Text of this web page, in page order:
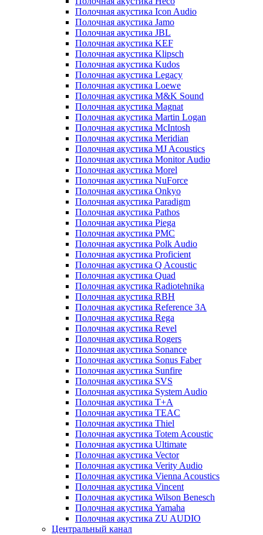
Полочная акустика Icon Audio
Полочная акустика Jamo
Полочная акустика JBL
Полочная акустика KEF
Полочная акустика Klipsch
Полочная акустика Kudos
Полочная акустика Legacy
Полочная акустика Loewe
Полочная акустика M&K Sound
Полочная акустика Magnat
Полочная акустика Martin Logan
Полочная акустика McIntosh
Полочная акустика Meridian
Полочная акустика MJ Acoustics
Полочная акустика Monitor Audio
Полочная акустика Morel
Полочная акустика NuForce
Полочная акустика Onkyo
Полочная акустика Paradigm
Полочная акустика Pathos
Полочная акустика Piega
Полочная акустика PMC
Полочная акустика Polk Audio
Полочная акустика Proficient
Полочная акустика Q Acoustic
Полочная акустика Quad
Полочная акустика Radiotehnika
Полочная акустика RBH
Полочная акустика Reference 3A
Полочная акустика Rega
Полочная акустика Revel
Полочная акустика Rogers
Полочная акустика Sonance
Полочная акустика Sonus Faber
Полочная акустика Sunfire
Полочная акустика SVS
Полочная акустика System Audio
Полочная акустика T+A
Полочная акустика TEAC
Полочная акустика Thiel
Полочная акустика Totem Acoustic
Полочная акустика Ultimate
Полочная акустика Vector
Полочная акустика Verity Audio
Полочная акустика Vienna Acoustics
Полочная акустика Vincent
Полочная акустика Wilson Benesch
Полочная акустика Yamaha
Полочная акустика ZU AUDIO
Центральный канал